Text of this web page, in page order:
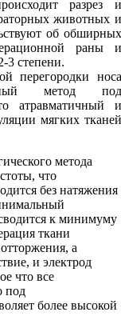
разрез и
животных и
об обширных
раны и
3 степени.
перегородки носа
метод под
атравматичный и
мягких тканей
метода
что
без натяжения
к минимуму
ткани
а
и электрод
что все
под
более высокой